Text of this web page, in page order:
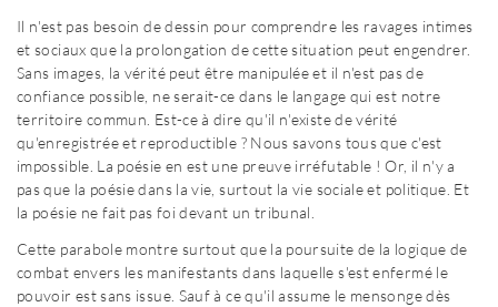
Il n'est pas besoin de dessin pour comprendre les ravages intimes
et sociaux que la prolongation de cette situation peut engendrer.
Sans images, la vérité peut être manipulée et il n'est pas de
confiance possible, ne serait-ce dans le langage qui est notre
territoire commun. Est-ce à dire qu'il n'existe de vérité
qu'enregistrée et reproductible ? Nous savons tous que c'est
impossible. La poésie en est une preuve irréfutable ! Or, il n'y a
pas que la poésie dans la vie, surtout la vie sociale et politique. Et
la poésie ne fait pas foi devant un tribunal.
Cette parabole montre surtout que la poursuite de la logique de
combat envers les manifestants dans laquelle s'est enfermé le
pouvoir est sans issue. Sauf à ce qu'il assume le mensonge dès